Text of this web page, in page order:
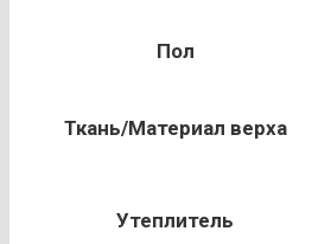
Пол
Ткань/Материал верха
Утеплитель